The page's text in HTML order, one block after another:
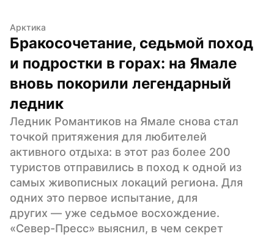
Арктика
Бракосочетание, седьмой поход
и подростки в горах: на Ямале
вновь покорили легендарный
ледник
Ледник Романтиков на Ямале снова стал
точкой притяжения для любителей
активного отдыха: в этот раз более 200
туристов отправились в поход к одной из
самых живописных локаций региона. Для
одних это первое испытание, для
других — уже седьмое восхождение.
«Север-Пресс» выяснил, в чем секрет